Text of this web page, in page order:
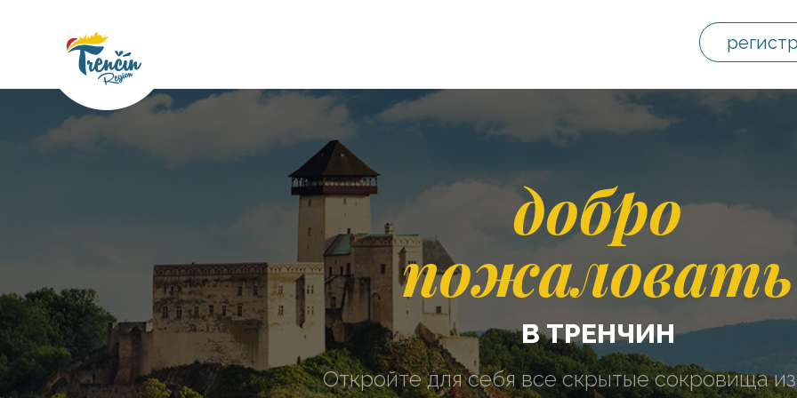
регистр
добро
пожаловать
В ТРЕНЧИН
Откройте для себя все скрытые сокровища